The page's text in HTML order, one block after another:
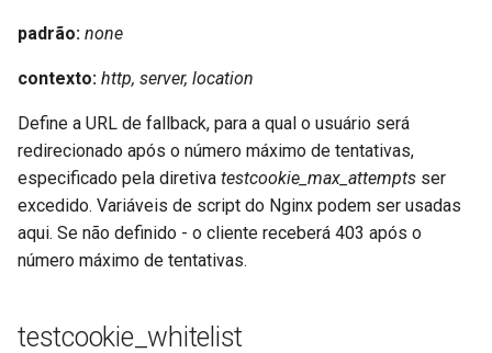
test
timer
tsort
txid
padrão: none
contexto: http, server, location
Define a URL de fallback, para a qual o usuário será
redirecionado após o número máximo de tentativas,
especificado pela diretiva testcookie_max_attempts ser
excedido. Variáveis de script do Nginx podem ser usadas
aqui. Se não definido - o cliente receberá 403 após o
número máximo de tentativas.
testcookie_whitelist